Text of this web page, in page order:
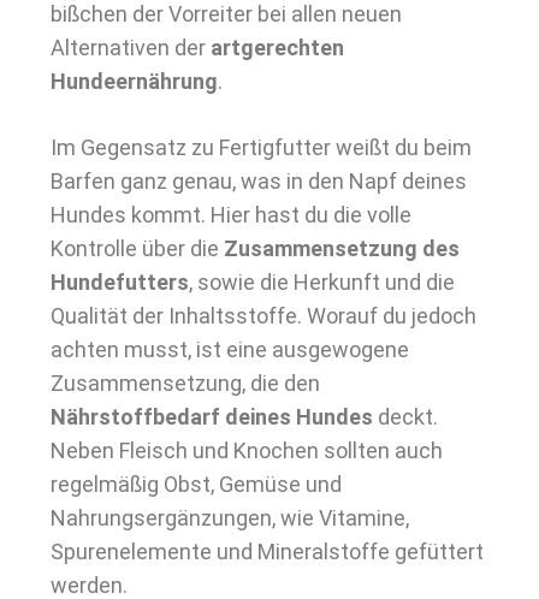
bißchen der Vorreiter bei allen neuen
Alternativen der artgerechten
Hundeernährung.
Im Gegensatz zu Fertigfutter weißt du beim
Barfen ganz genau, was in den Napf deines
Hundes kommt. Hier hast du die volle
Kontrolle über die Zusammensetzung des
Hundefutters, sowie die Herkunft und die
Qualität der Inhaltsstoffe. Worauf du jedoch
achten musst, ist eine ausgewogene
Zusammensetzung, die den
Nährstoffbedarf deines Hundes deckt.
Neben Fleisch und Knochen sollten auch
regelmäßig Obst, Gemüse und
Nahrungsergänzungen, wie Vitamine,
Spurenelemente und Mineralstoffe gefüttert
werden.